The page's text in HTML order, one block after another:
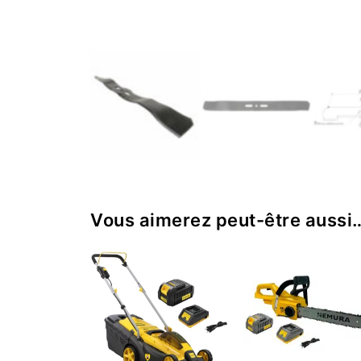
Vous aimerez peut-être